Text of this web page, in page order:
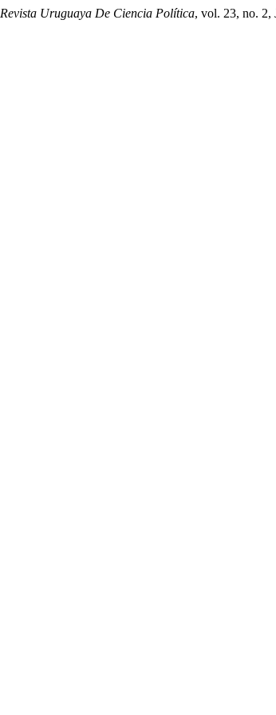
Revista Uruguaya De Ciencia Política, vol. 23, no. 2,